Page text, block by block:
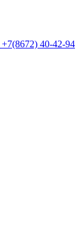
+7(8672) 40-42-94